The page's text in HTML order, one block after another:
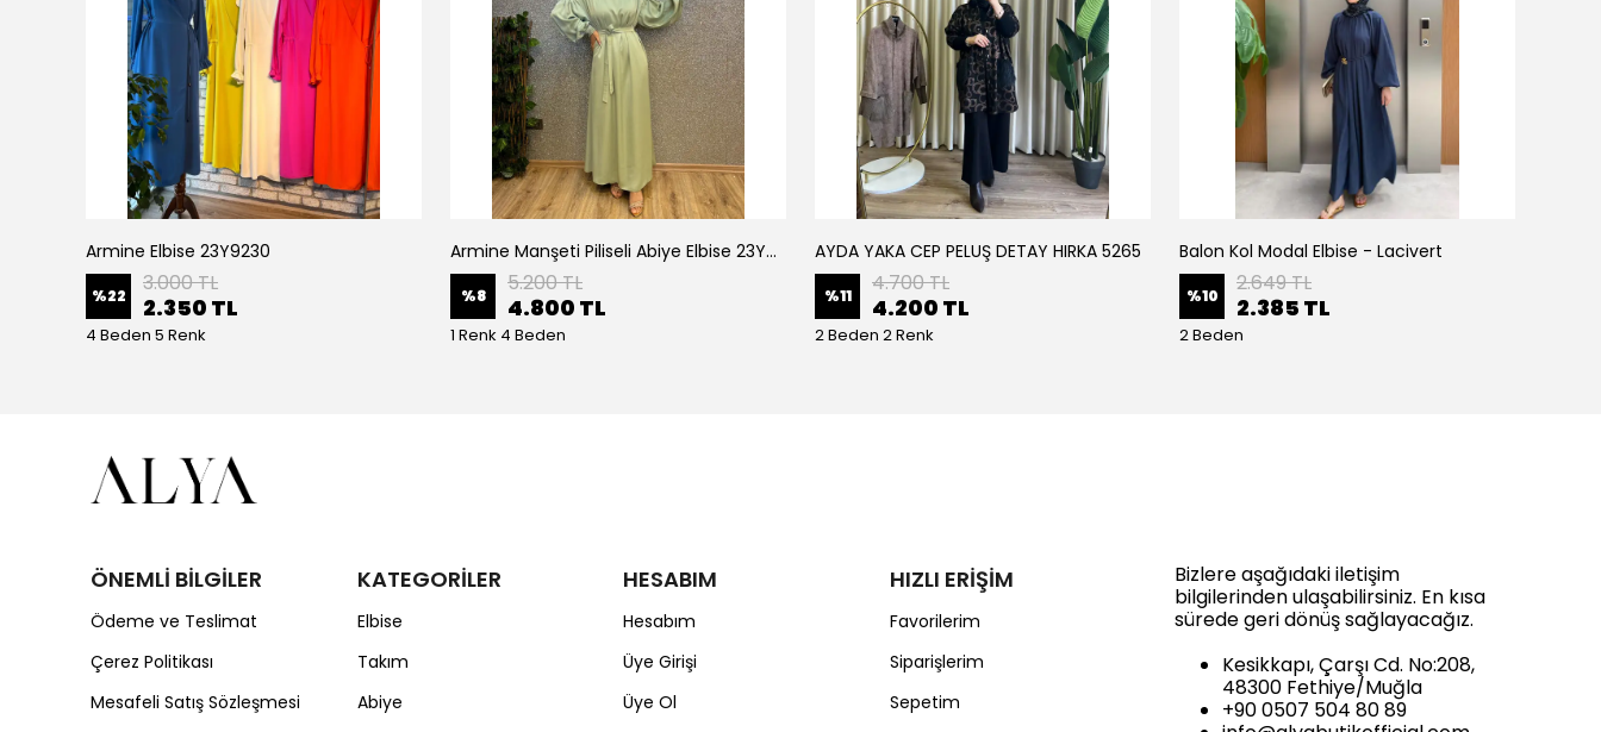
Armine Elbise 23Y9230
%22 3.000 TL
2.350 TL
4 Beden 5 Renk
Armine Manşeti Piliseli Abiye Elbise 23Y9617
%8 5.200 TL
4.800 TL
1 Renk 4 Beden
AYDA YAKA CEP PELUŞ DETAY HIRKA 5265
%11 4.700 TL
4.200 TL
2 Beden 2 Renk
Balon Kol Modal Elbise - Lacivert
%10 2.649 TL
2.385 TL
2 Beden
ÖNEMLİ BİLGİLER
Ödeme ve Teslimat
Çerez Politikası
Mesafeli Satış Sözleşmesi
KATEGORİLER
Elbise
Takım
Abiye
HESABIM
Hesabım
Üye Girişi
Üye Ol
HIZLI ERİŞİM
Favorilerim
Siparişlerim
Sepetim
Bizlere aşağıdaki iletişim
bilgilerinden ulaşabilirsiniz. En kısa
sürede geri dönüş sağlayacağız.
Kesikkapı, Çarşı Cd. No:208,
48300 Fethiye/Muğla
+90 0507 504 80 89